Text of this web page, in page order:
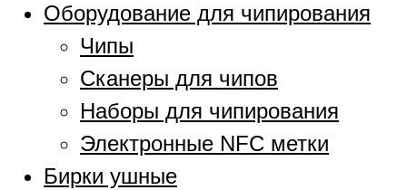
Оборудование для чипирования
Чипы
Сканеры для чипов
Наборы для чипирования
Электронные NFC метки
Бирки ушные